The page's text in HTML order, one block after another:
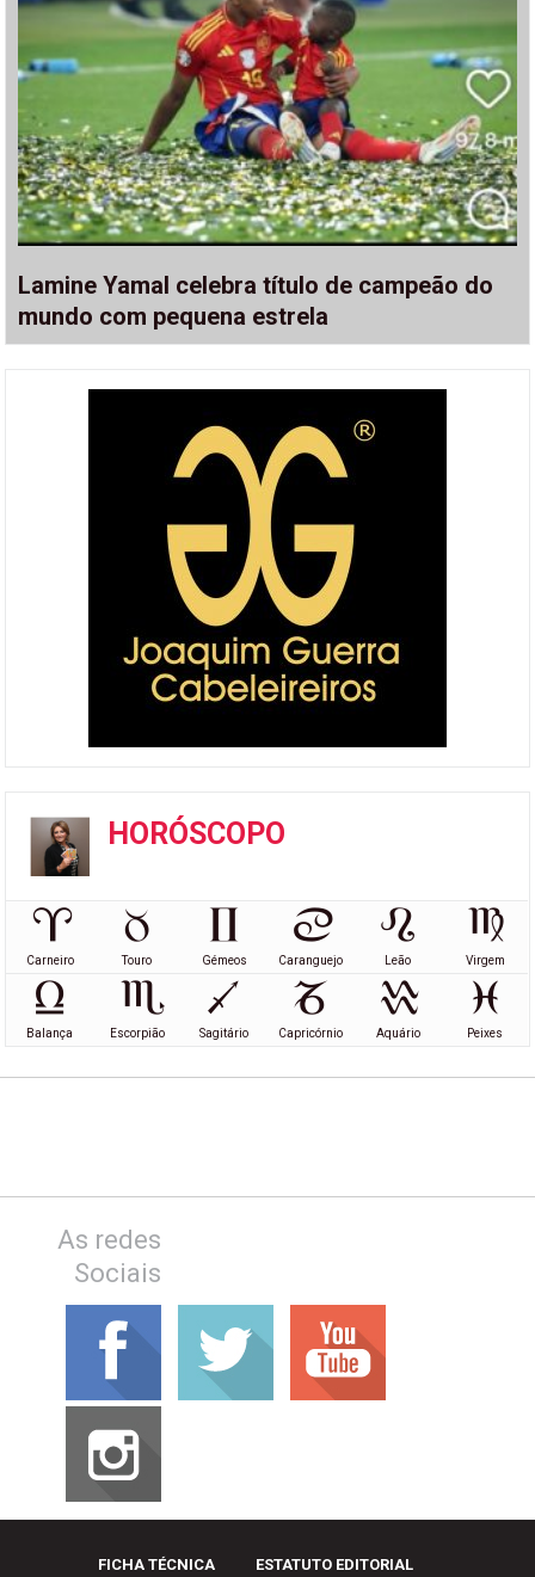
Lamine Yamal celebra título de campeão do
mundo com pequena estrela
HORÓSCOPO
Carneiro Touro Gémeos Caranguejo Leão Virgem
Balança Escorpião Sagitário Capricórnio Aquário Peixes
As redes
Sociais
FICHA TÉCNICA ESTATUTO EDITORIAL